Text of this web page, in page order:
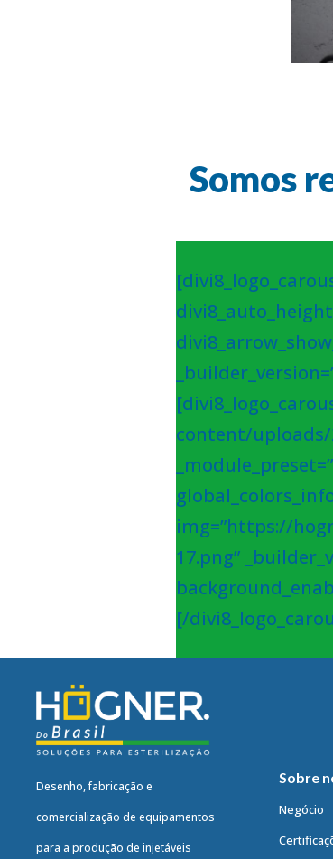
Somos
content/uploads/
img=”https://
17.png”
[/
Sobre
Negócio
Desenho, fabricação e
comercialização de equipamentos
para a produção de injetáveis